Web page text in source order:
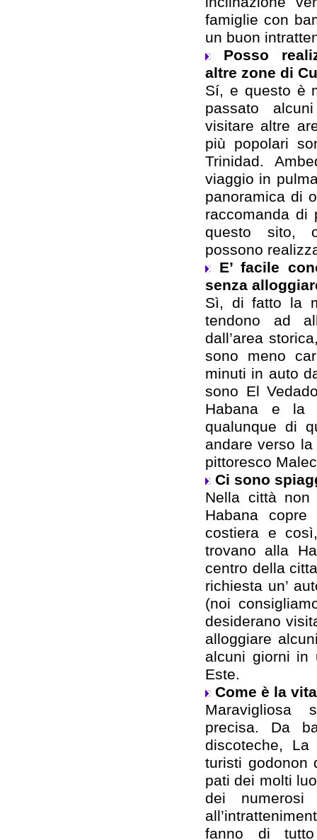
famiglie con
un buon
Posso
altre zone di
Sí, e questo è
passato
visitare altre
più popolari
Trinidad.
viaggio in
panoramica di
raccomanda di
questo sito,
possono
E’ facile
senza
Sì, di fatto la
tendono ad
dall’area
sono meno
minuti in auto
sono El
Habana e la
qualunque di
andare verso
pittoresco
Ci sono
Nella città
Habana
costiera e
trovano alla
centro della
richiesta un’
(noi
desiderano
alloggiare
alcuni giorni in
Este.
Come è la
Maravigliosa
precisa. Da
discoteche,
turisti godonon
pati dei molti
dei numerosi
fanno di